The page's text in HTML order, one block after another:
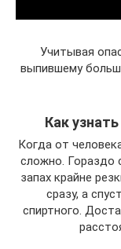
Учитывая
выпившему
Как
Когда от
сложно. Гораздо
запах крайне
сразу, а
спиртного.